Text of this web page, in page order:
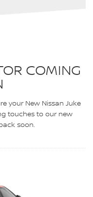
COMING
your New Nissan Juke
touches to our new
soon.